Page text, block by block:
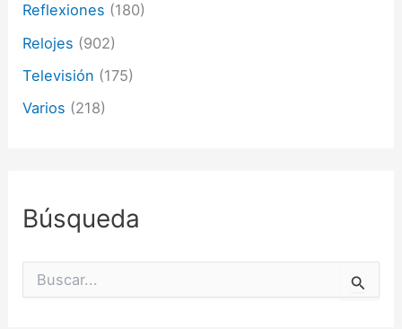
Reflexiones (180)
Relojes (902)
Televisión (175)
Varios (218)
Búsqueda